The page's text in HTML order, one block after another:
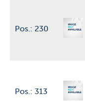
Pos.: 230
Pos.: 313